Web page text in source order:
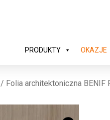
PRODUKTY OKAZJE
/ Folia architektoniczna BENIF